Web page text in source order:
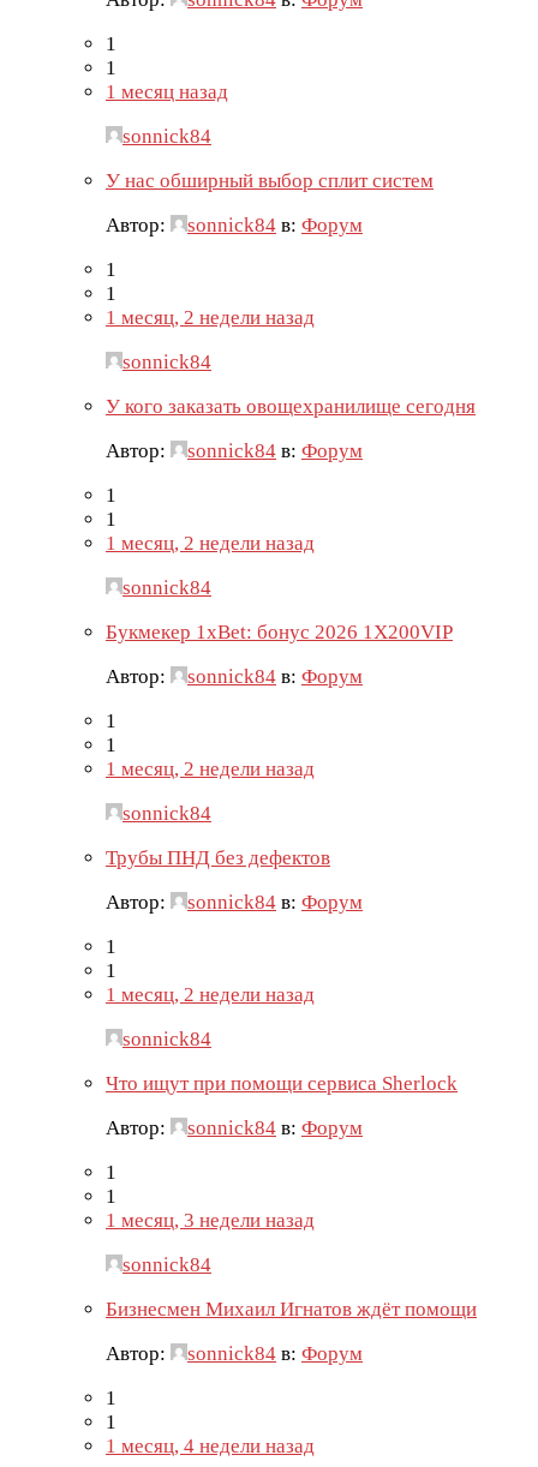
1
1
1 месяц назад
sonnick84
У нас обширный выбор сплит систем
Автор:
sonnick84 в: Форум
1
1
1 месяц, 2 недели назад
sonnick84
У кого заказать овощехранилище сегодня
Автор:
sonnick84 в: Форум
1
1
1 месяц, 2 недели назад
sonnick84
Букмекер 1xBet: бонус 2026 1X200VIP
Автор:
sonnick84 в: Форум
1
1
1 месяц, 2 недели назад
sonnick84
Трубы ПНД без дефектов
Автор:
sonnick84 в: Форум
1
1
1 месяц, 2 недели назад
sonnick84
Что ищут при помощи сервиса Sherlock
Автор:
sonnick84 в: Форум
1
1
1 месяц, 3 недели назад
sonnick84
Бизнесмен Михаил Игнатов ждёт помощи
Автор:
sonnick84 в: Форум
1
1
1 месяц, 4 недели назад